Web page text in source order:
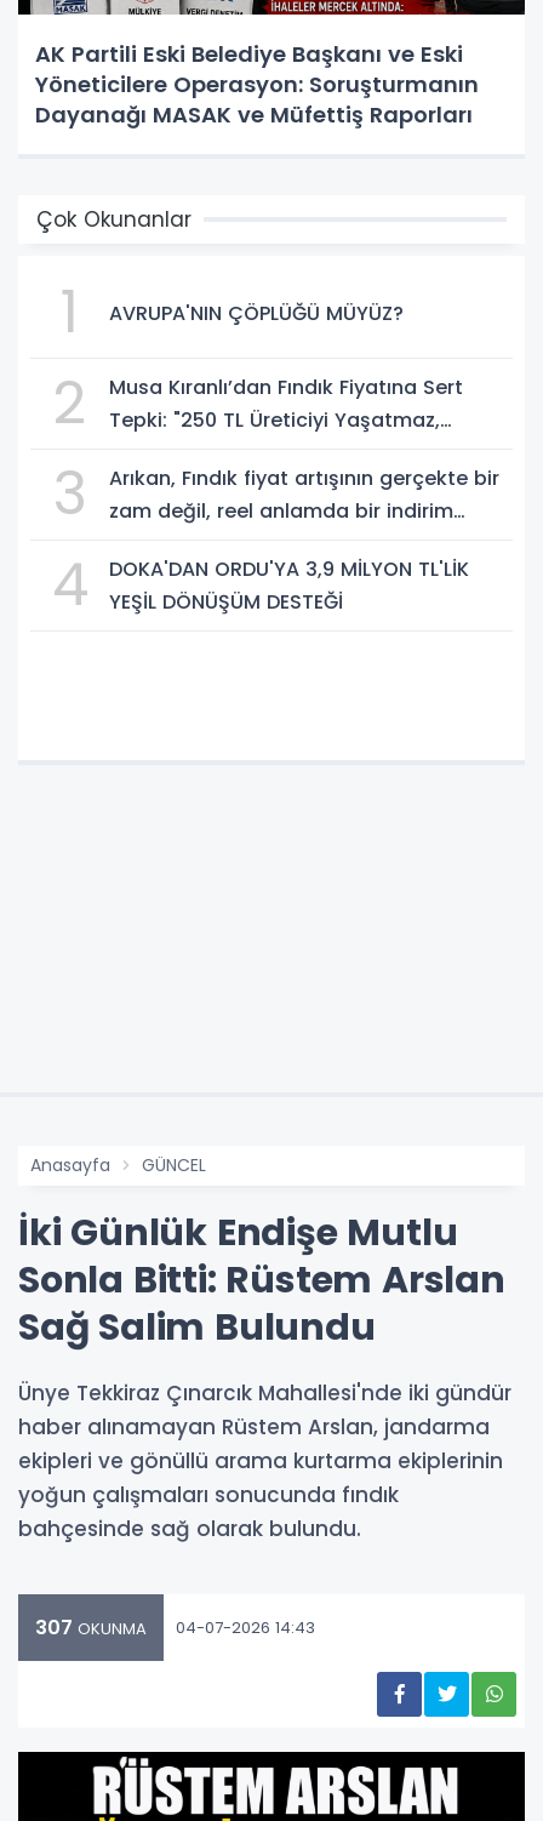
AK Partili Eski Belediye Başkanı ve Eski
Yöneticilere Operasyon: Soruşturmanın
Dayanağı MASAK ve Müfettiş Raporları
Çok Okunanlar
1 AVRUPA'NIN ÇÖPLÜĞÜ MÜYÜZ?
2
Musa Kıranlı’dan Fındık Fiyatına Sert
Tepki: "250 TL Üreticiyi Yaşatmaz,
3
Arıkan, Fındık fiyat artışının gerçekte bir
zam değil, reel anlamda bir indirim
4
DOKA'DAN ORDU'YA 3,9 MİLYON TL'LİK
YEŞİL DÖNÜŞÜM DESTEĞİ
Anasayfa GÜNCEL
İki Günlük Endişe Mutlu
Sonla Bitti: Rüstem Arslan
Sağ Salim Bulundu
Ünye Tekkiraz Çınarcık Mahallesi'nde iki gündür
haber alınamayan Rüstem Arslan, jandarma
ekipleri ve gönüllü arama kurtarma ekiplerinin
yoğun çalışmaları sonucunda fındık
bahçesinde sağ olarak bulundu.
307 OKUNMA 04-07-2026 14:43